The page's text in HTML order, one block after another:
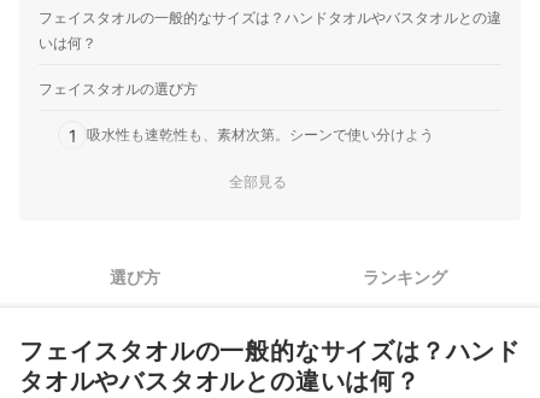
設計でありながら、優れた吸水性と乾きやすさを両立してい
ます。一般的な製品より長い約100cmのサイズは、サウナで
頭や腰に巻くことが多い人…
フェイスタオルの一般的なサイズは？ハンドタオルやバスタオルとの違
いは何？
フェイスタオルの選び方
1 吸水性も速乾性も、素材次第。シーンで使い分けよう
好みに合った厚さ（匁数）を選ぼう
品質で迷ったら、今治タオル認定品から選ぶのがベター
フェイスタオルの正しい洗い方・干し方は？
全部見る
選び方 ランキング
フェイスタオルの一般的なサイズは？ハンド
タオルやバスタオルとの違いは何？